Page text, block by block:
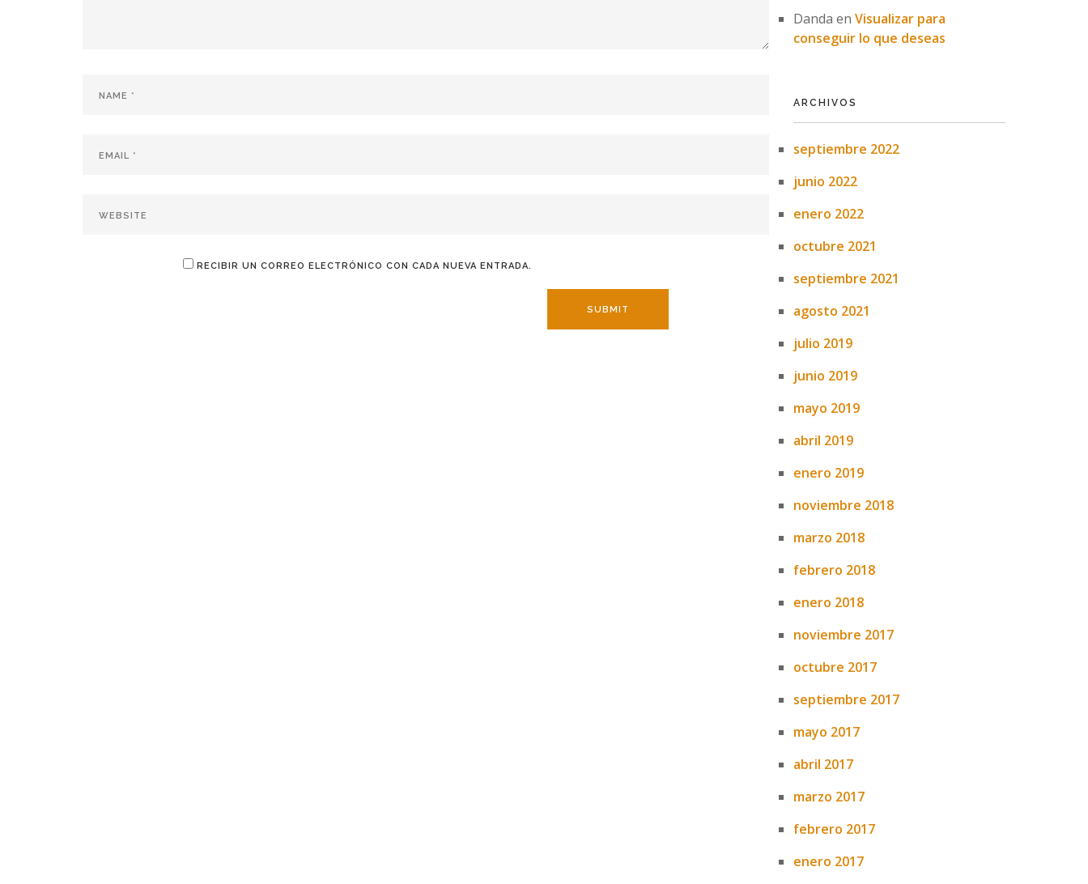
RECIBIR UN CORREO ELECTRÓNICO CON CADA NUEVA ENTRADA.
Danda en Visualizar para
conseguir lo que deseas
ARCHIVOS
septiembre 2022
junio 2022
enero 2022
octubre 2021
septiembre 2021
agosto 2021
julio 2019
junio 2019
mayo 2019
abril 2019
enero 2019
noviembre 2018
marzo 2018
febrero 2018
enero 2018
noviembre 2017
octubre 2017
septiembre 2017
mayo 2017
abril 2017
marzo 2017
febrero 2017
enero 2017